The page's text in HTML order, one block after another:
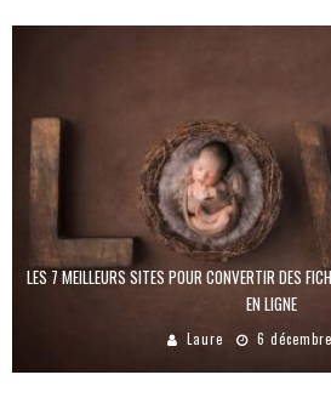
LES 7 MEILLEURS SITES POUR CONVERTIR DES
EN LIGNE
Laure 6